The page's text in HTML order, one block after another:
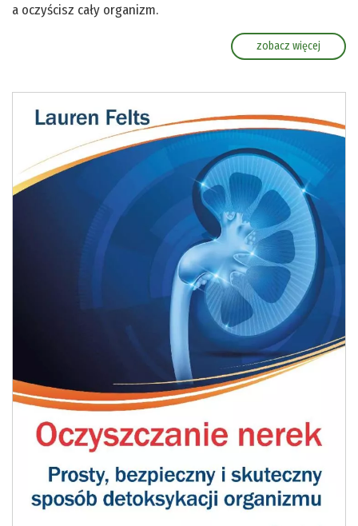
a oczyścisz cały organizm.
zobacz więcej